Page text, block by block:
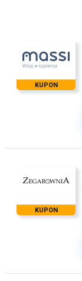
KUPON
KUPON